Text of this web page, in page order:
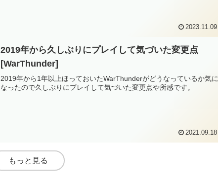
2023.11.09
2019年から久しぶりにプレイして気づいた変更点
[WarThunder]
2019年から1年以上ほっておいたWarThunderがどうなっているか気に
なったので久しぶりにプレイして気づいた変更点や所感です。
2021.09.18
もっと見る